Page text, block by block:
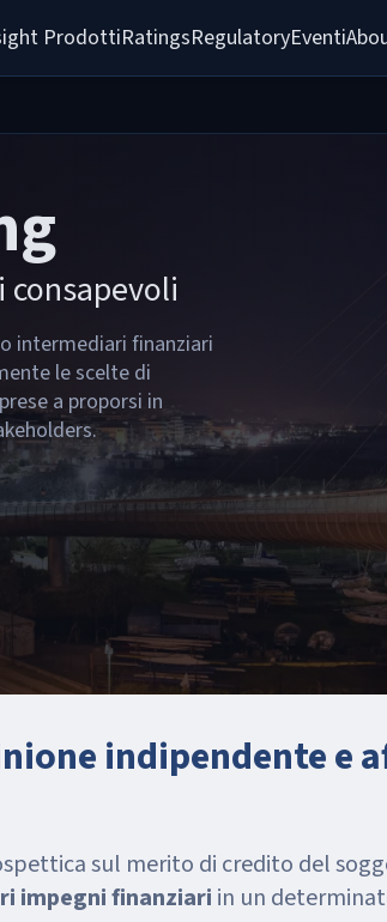
ProdottiRatingsRegulatoryEventi
intermediari finanziari
le scelte di
a proporsi in
indipendente e
sul merito di credito del
impegni finanziari in un